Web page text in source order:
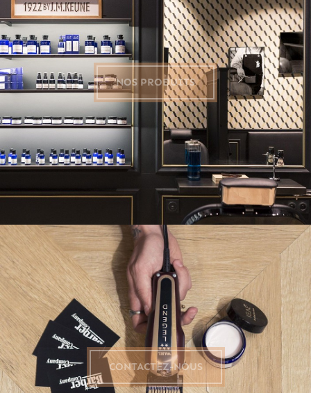
NOS PRODUITS
CONTACTEZ-NOUS